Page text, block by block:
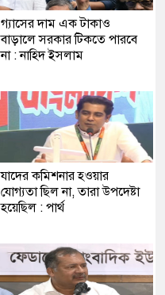
গ্যাসের দাম এক টাকাও
বাড়ালে সরকার টিকতে পারবে
না : নাহিদ ইসলাম
যাদের কমিশনার হওয়ার
যোগ্যতা ছিল না, তারা উপদেষ্টা
হয়েছিল : পার্থ